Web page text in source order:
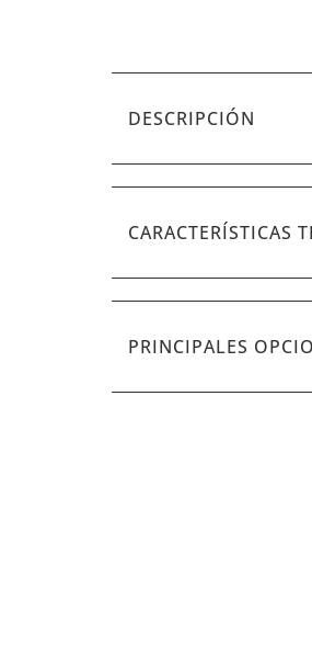
DESCRIPCIÓN
CARACTERÍSTICAS
PRINCIPALES